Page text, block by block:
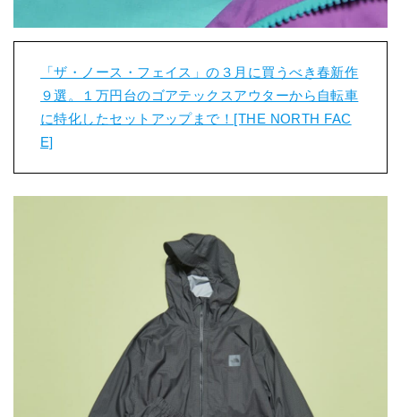
「ザ・ノース・フェイス」の３月に買うべき春新作
９選。１万円台のゴアテックスアウターから自転車
に特化したセットアップまで！[THE NORTH FAC
E]